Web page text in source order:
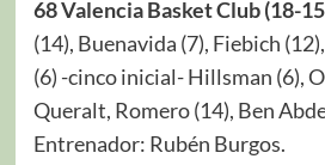
68 Valencia Basket Club (18-
(14), Buenavida (7), Fiebich
(6) -cinco inicial- Hillsman (6),
Queralt, Romero (14), Ben
Entrenador: Rubén Burgos.